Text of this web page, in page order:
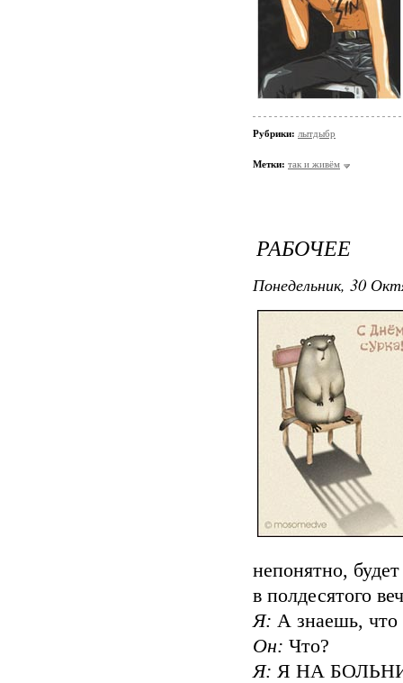
Рубрики: лытдыбр
Метки: так и живём
РАБОЧЕЕ
Понедельник, 30
непонятно,
в полдесятого
Я: А знаешь,
Он: Что?
Я: Я НА